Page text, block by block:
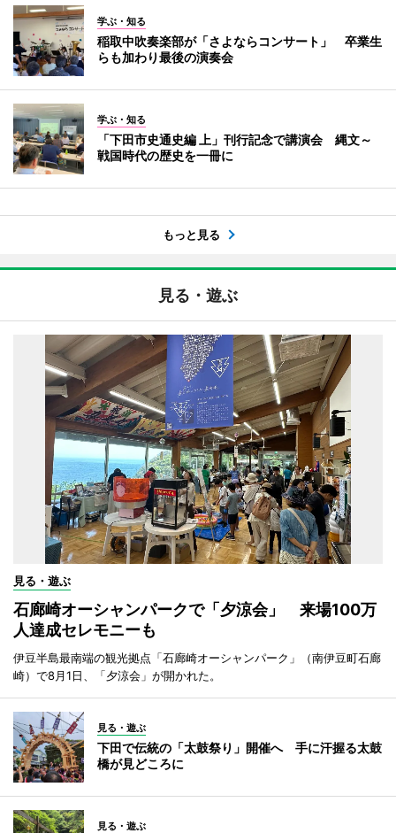
学ぶ・知る
稲取中吹奏楽部が「さよならコンサート」 卒業生
らも加わり最後の演奏会
学ぶ・知る
「下田市史通史編 上」刊行記念で講演会 縄文～
戦国時代の歴史を一冊に
もっと見る
見る・遊ぶ
見る・遊ぶ
石廊崎オーシャンパークで「夕涼会」 来場100万
人達成セレモニーも
伊豆半島最南端の観光拠点「石廊崎オーシャンパーク」（南伊豆町石廊
崎）で8月1日、「夕涼会」が開かれた。
見る・遊ぶ
下田で伝統の「太鼓祭り」開催へ 手に汗握る太鼓
橋が見どころに
見る・遊ぶ